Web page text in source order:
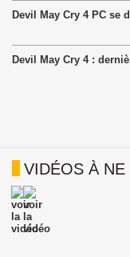
Devil May Cry 4 PC se
Devil May Cry 4 :
VIDÉOS À NE